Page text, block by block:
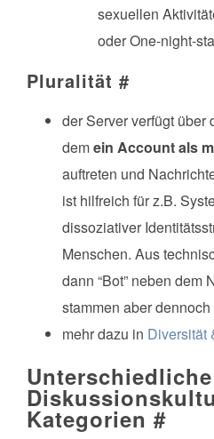
sexuellen
oder One-night-
Pluralität #
der Server verfügt über
demein Account als
auftreten und
ist hilfreich für z.B.
dissoziativer
Menschen. Aus
dann “Bot” neben dem
stammen aber
mehr dazu in Diversität
Unterschiedliche
Kategorien #